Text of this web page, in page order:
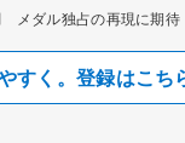
メダル独占の再現に期待
すく。登録はこち